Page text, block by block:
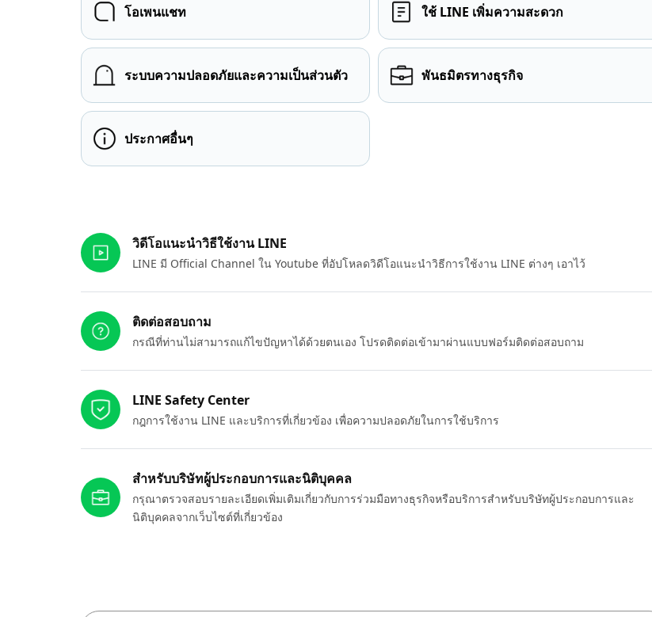
โอเพนแชท ใช้ LINE เพิ่มความสะดวก
ระบบความปลอดภัยและความเป็นส่วนตัว พันธมิตรทางธุรกิจ
ประกาศอื่นๆ
วิดีโอแนะนำวิธีใช้งาน LINE
LINE มี Official Channel ใน Youtube ที่อัปโหลดวิดีโอแนะนำวิธีการใช้งาน LINE ต่างๆ เอาไว้
ติดต่อสอบถาม
กรณีที่ท่านไม่สามารถแก้ไขปัญหาได้ด้วยตนเอง โปรดติดต่อเข้ามาผ่านแบบฟอร์มติดต่อสอบถาม
LINE Safety Center
กฎการใช้งาน LINE และบริการที่เกี่ยวข้อง เพื่อความปลอดภัยในการใช้บริการ
สำหรับบริษัทผู้ประกอบการและนิติบุคคล
กรุณาตรวจสอบรายละเอียดเพิ่มเติมเกี่ยวกับการร่วมมือทางธุรกิจหรือบริการสำหรับบริษัทผู้ประกอบการและ
นิติบุคคลจากเว็บไซต์ที่เกี่ยวข้อง